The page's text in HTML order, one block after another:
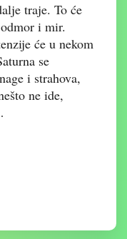
traje. To će
i mir.
će u nekom
se
i strahova,
ne ide,